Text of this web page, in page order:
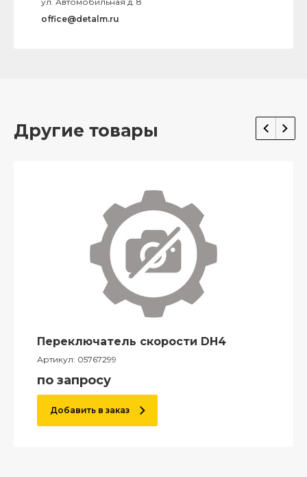
office@detalm.ru
Другие товары
Переключатель скорости DH4
Артикул: 05767299
по запросу
Добавить в заказ